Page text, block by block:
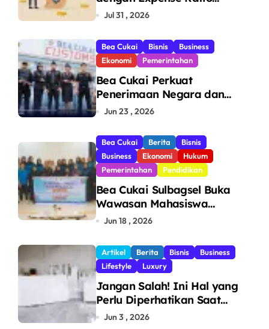
Terendah
Jul 31 , 2026
Bea Cukai Bisnis
Business
Ekonomi
Pemerintahan
Bea Cukai Perkuat
Penerimaan Negara dan
Pengawasan, Setor Rp123,8
Jun 23 , 2026
Bea Cukai Berita
Bisnis
Business
Ekonomi
Hukum
Pemerintahan
Pendidikan
Bea Cukai Sulbagsel Buka
Wawasan Mahasiswa
Politeknik Bosowa tentang
dan Pencegahan Barang
Ilegal
Jun 18 , 2026
Artikel Berita Bisnis
Business
Lifestyle
Luxury
Jangan Salah! Ini Hal yang
Perlu Diperhatikan Saat
Pasang Big Slab
Jun 3 , 2026